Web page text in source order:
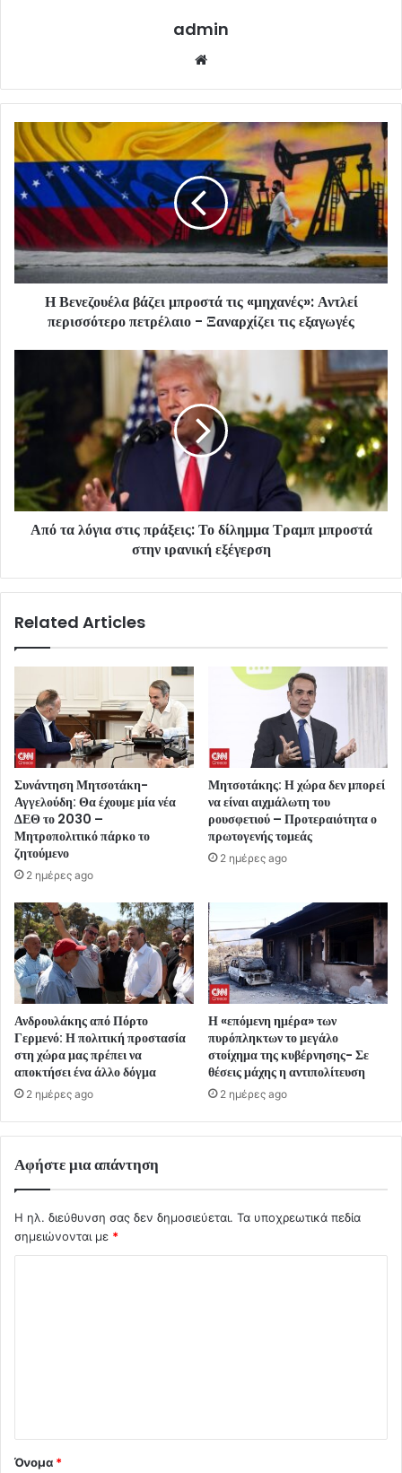
admin
Η Βενεζουέλα βάζει μπροστά τις «μηχανές»: Αντλεί
περισσότερο πετρέλαιο - Ξαναρχίζει τις εξαγωγές
Από τα λόγια στις πράξεις: Το δίλημμα Τραμπ μπροστά
στην ιρανική εξέγερση
Related Articles
Συνάντηση Μητσοτάκη-
Αγγελούδη: Θα έχουμε μία νέα
ΔΕΘ το 2030 –
Μητροπολιτικό πάρκο το
ζητούμενο
2 ημέρες ago
Μητσοτάκης: Η χώρα δεν μπορεί
να είναι αιχμάλωτη του
ρουσφετιού – Προτεραιότητα ο
πρωτογενής τομεάς
2 ημέρες ago
Ανδρουλάκης από Πόρτο
Γερμενό: Η πολιτική προστασία
στη χώρα μας πρέπει να
αποκτήσει ένα άλλο δόγμα
2 ημέρες ago
Η «επόμενη ημέρα» των
πυρόπληκτων το μεγάλο
στοίχημα της κυβέρνησης- Σε
θέσεις μάχης η αντιπολίτευση
2 ημέρες ago
Αφήστε μια απάντηση
Η ηλ. διεύθυνση σας δεν δημοσιεύεται. Τα υποχρεωτικά πεδία
σημειώνονται με *
Όνομα *